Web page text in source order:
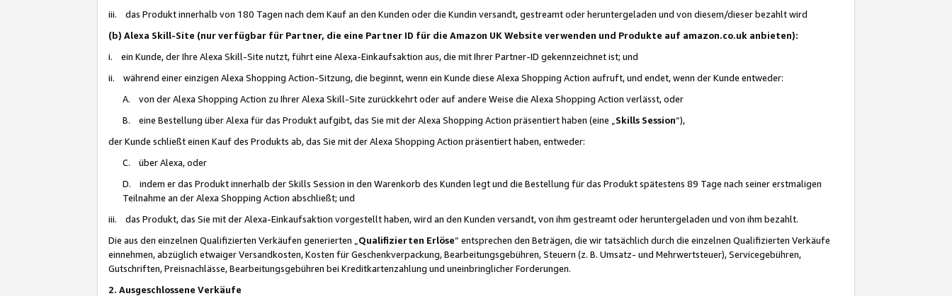
iii. das Produkt innerhalb von 180 Tagen nach dem Kauf an den Kunden oder die Kundin versandt, gestreamt oder heruntergeladen und von diesem/dieser bezahlt wird
(b) Alexa Skill-Site (nur verfügbar für Partner, die eine Partner ID für die Amazon UK Website verwenden und Produkte auf amazon.co.uk anbieten):
i. ein Kunde, der Ihre Alexa Skill-Site nutzt, führt eine Alexa-Einkaufsaktion aus, die mit Ihrer Partner-ID gekennzeichnet ist; und
ii. während einer einzigen Alexa Shopping Action-Sitzung, die beginnt, wenn ein Kunde diese Alexa Shopping Action aufruft, und endet, wenn der Kunde entweder:
A. von der Alexa Shopping Action zu Ihrer Alexa Skill-Site zurückkehrt oder auf andere Weise die Alexa Shopping Action verlässt, oder
B. eine Bestellung über Alexa für das Produkt aufgibt, das Sie mit der Alexa Shopping Action präsentiert haben (eine „ Skills Session“),
der Kunde schließt einen Kauf des Produkts ab, das Sie mit der Alexa Shopping Action präsentiert haben, entweder:
C. über Alexa, oder
D. indem er das Produkt innerhalb der Skills Session in den Warenkorb des Kunden legt und die Bestellung für das Produkt spätestens 89 Tage nach seiner erstmaligen
Teilnahme an der Alexa Shopping Action abschließt; und
iii. das Produkt, das Sie mit der Alexa-Einkaufsaktion vorgestellt haben, wird an den Kunden versandt, von ihm gestreamt oder heruntergeladen und von ihm bezahlt.
Die aus den einzelnen Qualifizierten Verkäufen generierten „ Qualifizierten Erlöse“ entsprechen den Beträgen, die wir tatsächlich durch die einzelnen Qualifizierten Verkäufe
einnehmen, abzüglich etwaiger Versandkosten, Kosten für Geschenkverpackung, Bearbeitungsgebühren, Steuern (z. B. Umsatz- und Mehrwertsteuer), Servicegebühren,
Gutschriften, Preisnachlässe, Bearbeitungsgebühren bei Kreditkartenzahlung und uneinbringlicher Forderungen.
2. Ausgeschlossene Verkäufe